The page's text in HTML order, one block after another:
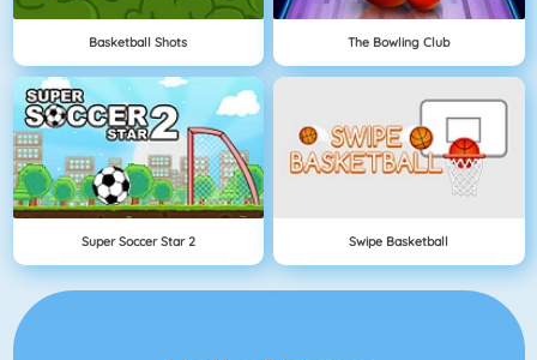
Basketball Shots The Bowling Club
Super Soccer Star 2 Swipe Basketball